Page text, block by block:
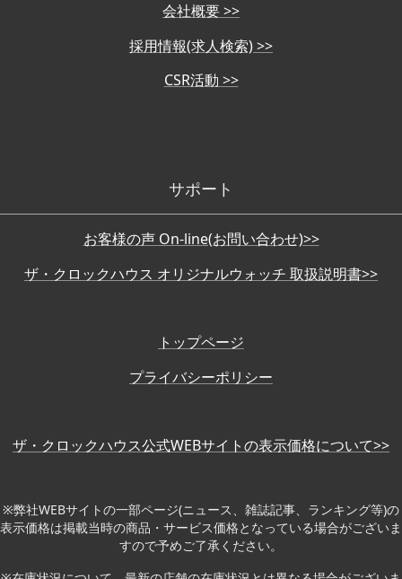
会社概要 >>
採用情報(求人検索) >>
CSR活動 >>
サポート
お客様の声 On-line(お問い合わせ)>>
ザ・クロックハウス オリジナルウォッチ 取扱説明書>>
トップページ
プライバシーポリシー
ザ・クロックハウス公式WEBサイトの表示価格について>>
※弊社WEBサイトの一部ページ(ニュース、雑誌記事、ランキング等)の
表示価格は掲載当時の商品・サービス価格となっている場合がございま
すので予めご了承ください。